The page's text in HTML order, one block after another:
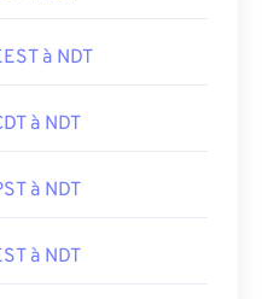
à NDT
à NDT
à NDT
à NDT